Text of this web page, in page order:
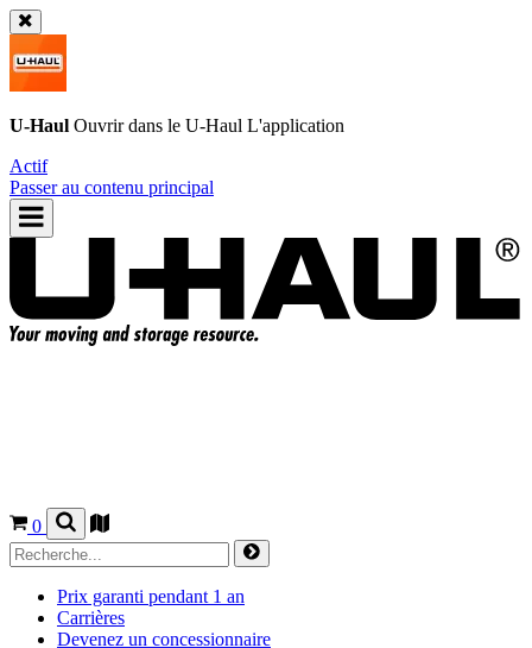
U-Haul Ouvrir dans le U-Haul L'application
Actif
Passer au contenu principal
0
Prix garanti pendant 1 an
Carrières
Devenez un concessionnaire